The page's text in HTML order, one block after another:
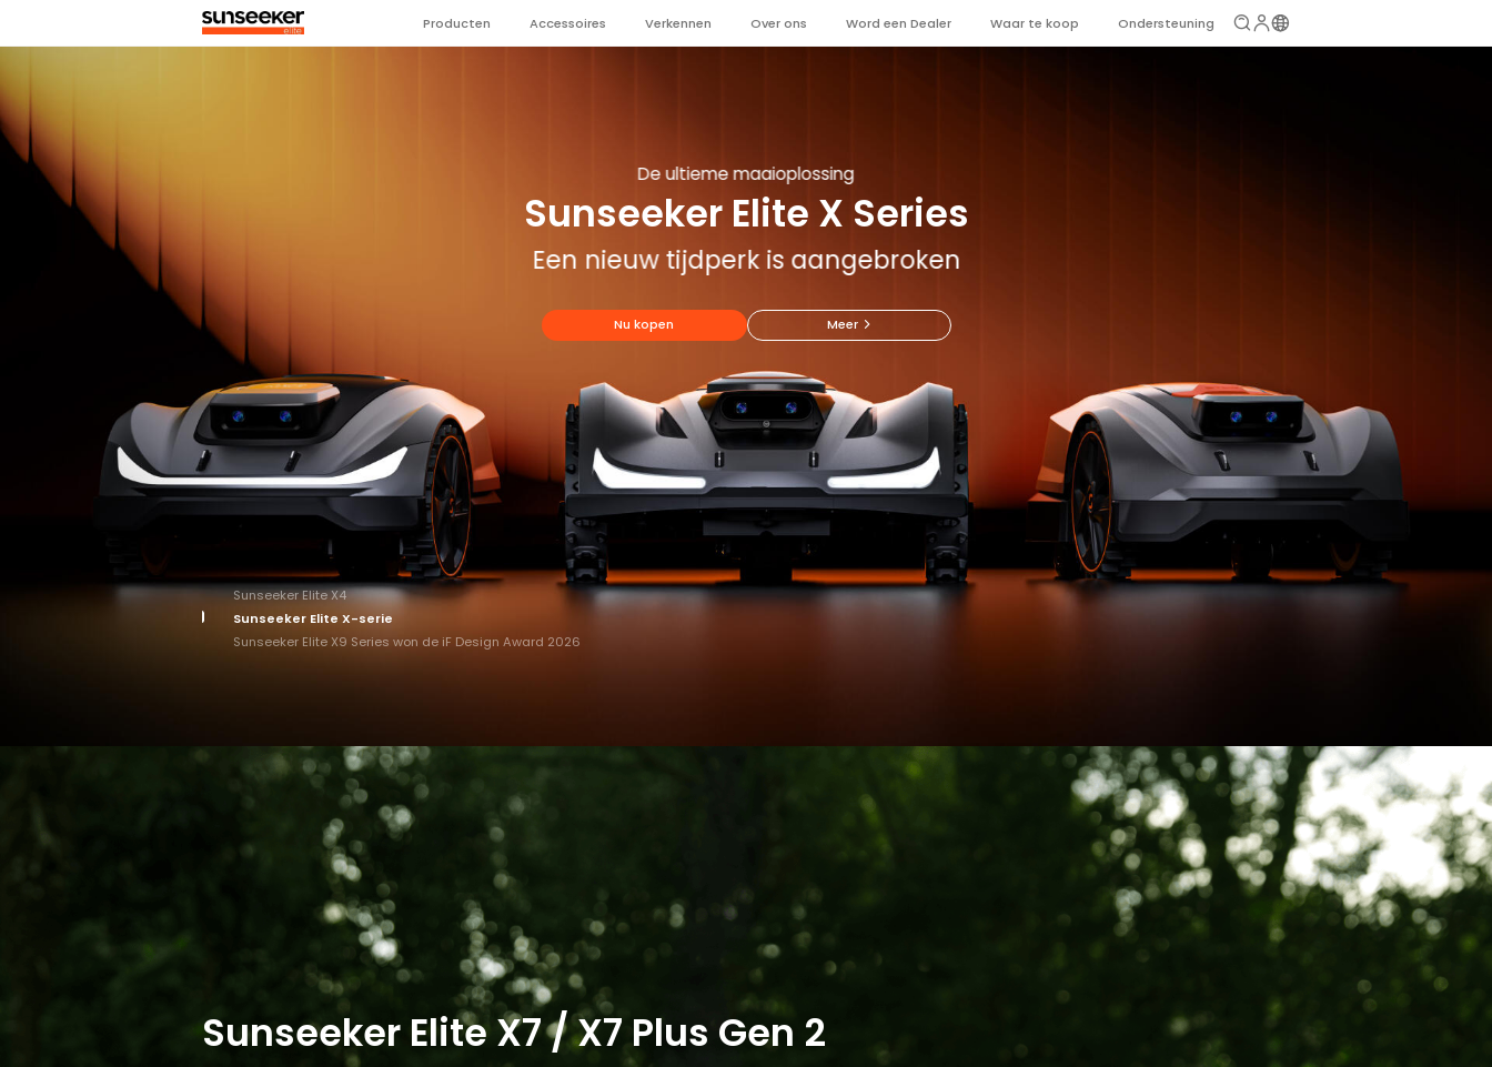
Producten Accessoires Verkennen Over ons Word een Dealer Waar te koop Ondersteuning
Sunseeker Elite X4
Direct aan de slag
De ultieme maaioplossing
Sunseeker Elite X Series
Een nieuw tijdperk is aangebroken
Nu kopen Meer
Sunseeker Elite X4
Direct aan de slag
Sunseeker Elite X4
Sunseeker Elite X-serie
Sunseeker Elite X9 Series won de iF Design Award 2026
Sunseeker Elite X7 / X7 Plus Gen 2